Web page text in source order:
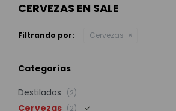
CERVEZAS EN SALE
Filtrando por: Cervezas
Categorías
Destilados
(2)
Cervezas (2)